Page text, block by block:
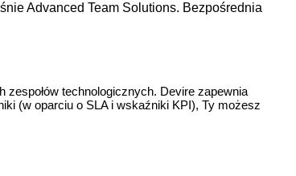
Advanced Team Solutions. Bezpośrednia
technologicznych. Devire zapewnia
(w oparciu o SLA i wskaźniki KPI), Ty możesz